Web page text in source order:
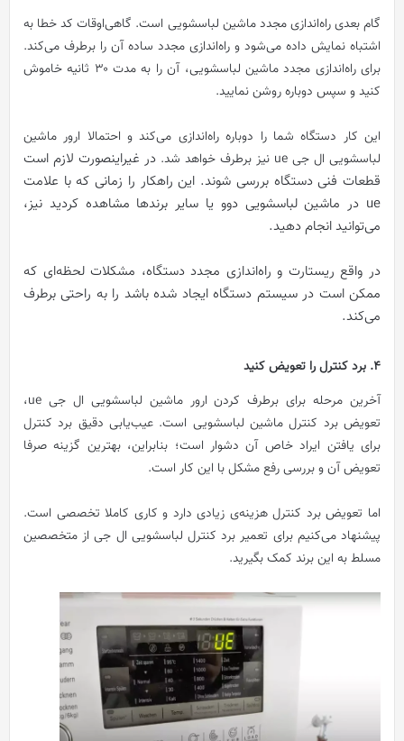
گام بعدی راه‌اندازی مجدد ماشین لباسشویی است. گاهی‌اوقات کد خطا به
اشتباه نمایش داده می‌شود و راه‌اندازی مجدد ساده آن را برطرف می‌کند.
برای راه‌اندازی مجدد ماشین لباسشویی، آن را به مدت ۳۰ ثانیه خاموش
کنید و سپس دوباره روشن نمایید.
این کار دستگاه شما را دوباره راه‌اندازی می‌کند و احتمالا ارور ماشین
لباسشویی ال جی ue نیز برطرف خواهد شد.
در غیراینصورت لازم است
قطعات فنی دستگاه بررسی شوند. این راهکار را زمانی که با علامت
ue در ماشین لباسشویی دوو یا سایر برندها مشاهده کردید نیز،
می‌توانید انجام دهید.
در واقع ریستارت و راه‌اندازی مجدد دستگاه، مشکلات لحظه‌ای که
ممکن است در سیستم دستگاه ایجاد شده باشد را به راحتی برطرف
می‌کند.
4. برد کنترل را تعویض کنید
آخرین مرحله برای برطرف کردن ارور ماشین لباسشویی ال جی ue،
تعویض برد کنترل ماشین لباسشویی است. عیب‌یابی دقیق برد کنترل
برای یافتن ایراد خاص آن دشوار است؛ بنابراین، بهترین گزینه صرفا
تعویض آن و بررسی رفع مشکل با این کار است.
اما تعویض برد کنترل هزینه‌ی زیادی دارد و کاری کاملا تخصصی است.
پیشنهاد می‌کنیم برای تعمیر برد کنترل لباسشویی ال جی از متخصصین
مسلط به این برند کمک بگیرید.